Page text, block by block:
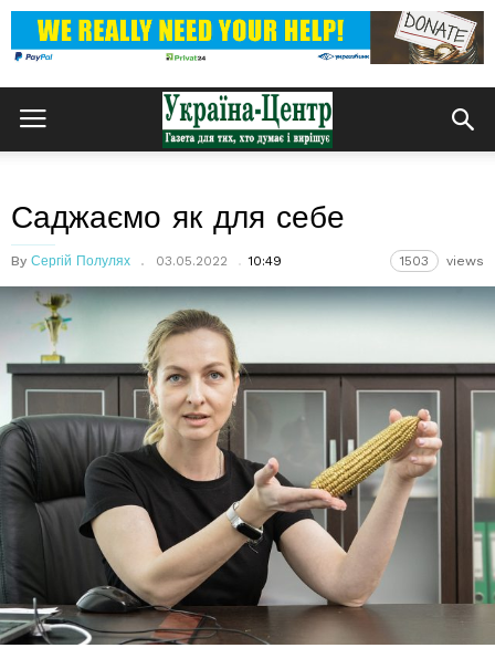
Саджаємо як для себе
By Сергій Полулях 03.05.2022 10:49 1503 views